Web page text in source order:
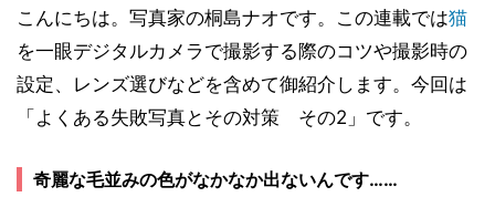
こんにちは。写真家の桐島ナオです。この連載では猫
を一眼デジタルカメラで撮影する際のコツや撮影時の
設定、レンズ選びなどを含めて御紹介します。今回は
「よくある失敗写真とその対策 その2」です。
奇麗な毛並みの色がなかなか出ないんです……